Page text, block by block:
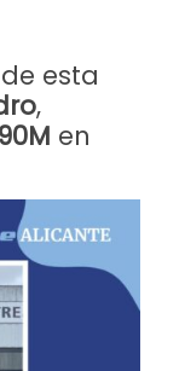
esta
,
en